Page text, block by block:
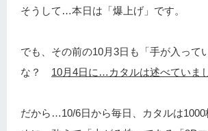
そうして…本日は「爆上げ」です。
でも、その前の10月3日も「手が入っ
な？ 10月4日に…カタルは述べていま
だから…10/6日から毎日、カタルは1000